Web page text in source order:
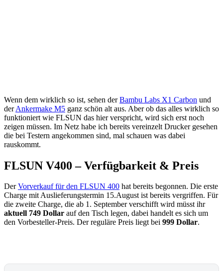
Wenn dem wirklich so ist, sehen derBambu Labs X1 Carbon und
derAnkermake M5 ganz schön alt aus. Aber ob das alles wirklich so
funktioniert wie FLSUN das hier verspricht, wird sich erst noch
zeigen müssen. Im Netz habe ich bereits vereinzelt Drucker gesehen
die bei Testern angekommen sind, mal schauen was dabei
rauskommt.
FLSUN V400 – Verfügbarkeit & Preis
DerVorverkauf für den FLSUN 400 hat bereits begonnen. Die erste
Charge mit Auslieferungstermin 15.August ist bereits vergriffen. Für
die zweite Charge, die ab 1. September verschifft wird müsst ihr
aktuell 749 Dollar auf den Tisch legen, dabei handelt es sich um
den Vorbesteller-Preis. Der reguläre Preis liegt bei 999 Dollar.